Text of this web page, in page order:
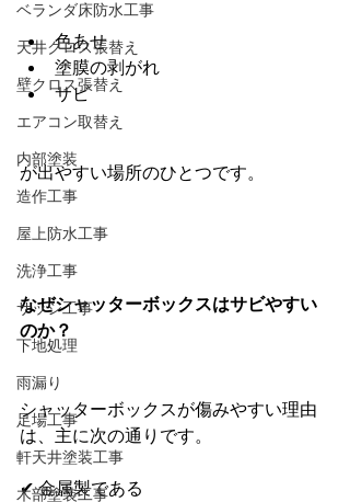
ベランダ床防水工事
天井クロス張替え
壁クロス張替え
エアコン取替え
内部塗装
造作工事
屋上防水工事
洗浄工事
サッシ工事
下地処理
雨漏り
足場工事
軒天井塗装工事
木部塗装工事
色あせ
塗膜の剥がれ
サビ
が出やすい場所のひとつです。
なぜシャッターボックスはサビやすい
のか？
シャッターボックスが傷みやすい理由
は、主に次の通りです。
✔ 金属製である